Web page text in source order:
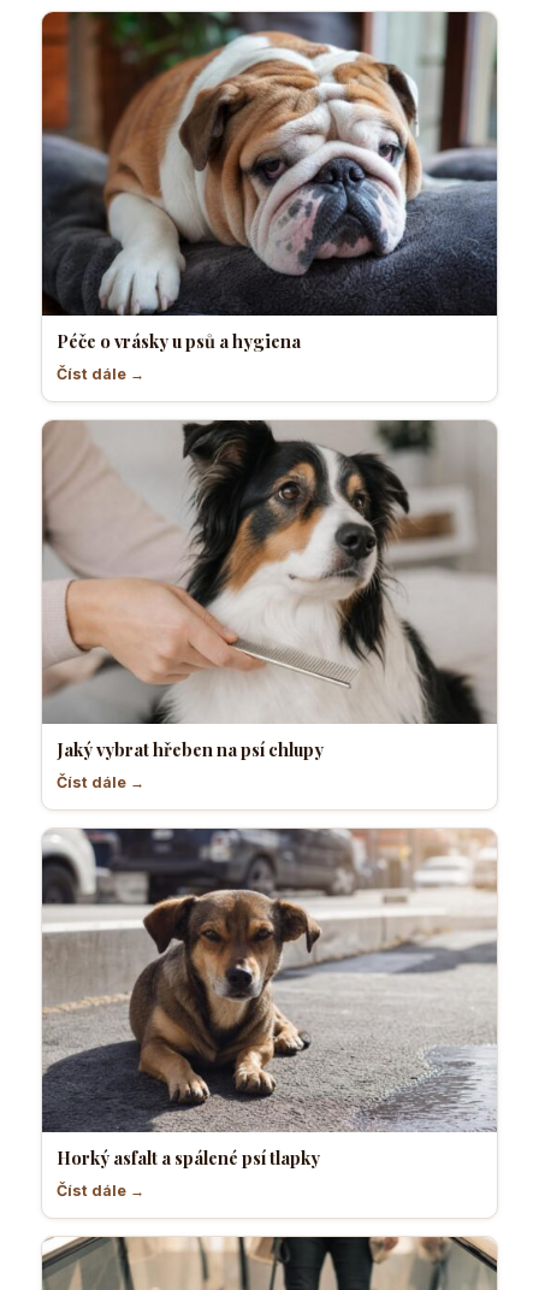
Péče o vrásky u psů a hygiena
Číst dále →
Jaký vybrat hřeben na psí chlupy
Číst dále →
Horký asfalt a spálené psí tlapky
Číst dále →